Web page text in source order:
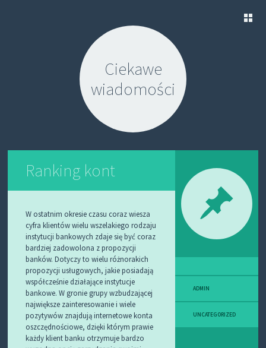
Ciekawe
wiadomości
Ranking kont
W ostatnim okresie czasu coraz wiesza
cyfra klientów wielu wszelakiego rodzaju
instytucji bankowych zdaje się być coraz
bardziej zadowolona z propozycji
banków. Dotyczy to wielu różnorakich
propozycji usługowych, jakie posiadają
współcześnie działające instytucje
bankowe. W gronie grupy wzbudzającej
największe zainteresowanie i wiele
pozytywów znajdują internetowe konta
oszczędnościowe, dzięki którym prawie
każdy klient banku otrzymuje bardzo
ADMIN
UNCATEGORIZED